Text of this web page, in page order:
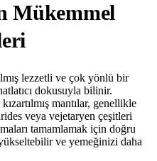
Mükemmel
lezzetli ve çok yönlü bir
dokusuyla bilinir.
mantılar, genellikle
veya vejetaryen çeşitleri
tamamlamak için doğru
ve yemeğinizi daha